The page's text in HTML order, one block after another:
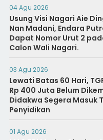
04 Agu 2026
Usung Visi Nagari Aie
Nan Madani, Endara
Dapat Nomor Urut 2
Calon Wali Nagari.
03 Agu 2026
Lewati Batas 60 Hari,
Rp 400 Juta Belum
Didakwa Segera Masuk
Penyidikan
01 Agu 2026